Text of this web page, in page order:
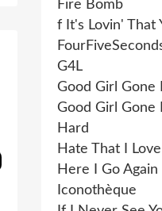
Fire Bomb
f It's Lovin' That
G4L
Good Girl Gone
Good Girl Gone
Hard
Hate That I Love
Here I Go Again
Iconothèque